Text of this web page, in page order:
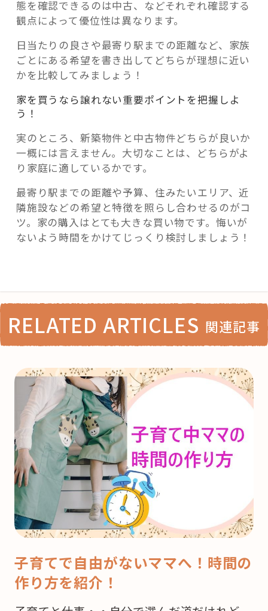
態を確認できるのは中古、などそれぞれ確認する
観点によって優位性は異なります。
日当たりの良さや最寄り駅までの距離など、家族
ごとにある希望を書き出してどちらが理想に近い
かを比較してみましょう！
家を買うなら譲れない重要ポイントを把握しよ
う！
実のところ、新築物件と中古物件どちらが良いか
一概には言えません。大切なことは、どちらがよ
り家庭に適しているかです。
最寄り駅までの距離や予算、住みたいエリア、近
隣施設などの希望と特徴を照らし合わせるのがコ
ツ。家の購入はとても大きな買い物です。悔いが
ないよう時間をかけてじっくり検討しましょう！
RELATED ARTICLES 関連記事
子育てで自由がないママへ！時間の
作り方を紹介！